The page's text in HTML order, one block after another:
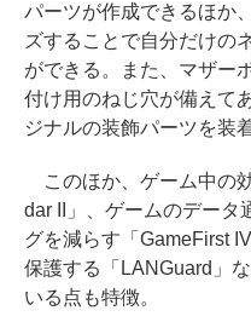
パーツが作成できるほか
ズすることで自分だけの
ができる。また、マザー
付け用のねじ穴が備えて
ジナルの装飾パーツを装
このほか、ゲーム中の
dar II」、ゲームのデータ
グを減らす「GameFirst
保護する「LANGuard」
いる点も特徴。